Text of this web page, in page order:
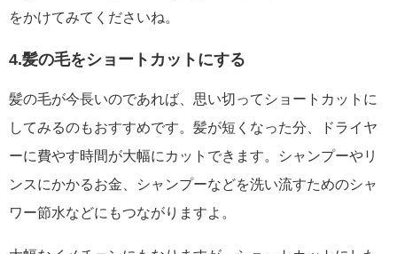
をかけてみてくださいね。
4.髪の毛をショートカットにする
髪の毛が今長いのであれば、思い切ってショートカットに
してみるのもおすすめです。髪が短くなった分、ドライヤ
ーに費やす時間が大幅にカットできます。シャンプーやリ
ンスにかかるお金、シャンプーなどを洗い流すためのシャ
ワー節水などにもつながりますよ。